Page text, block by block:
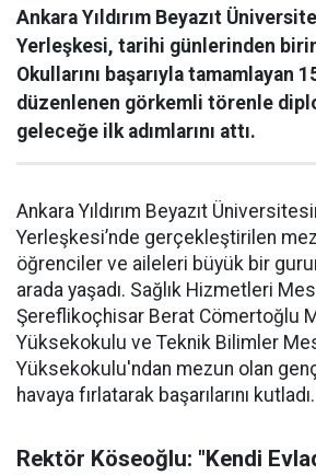
Ankara Yıldırım Beyazıt
Yerleşkesi, tarihi günlerinden
Okullarını başarıyla tamamlayan
düzenlenen görkemli törenle
geleceğe ilk adımlarını attı.
Ankara Yıldırım Beyazıt
Yerleşkesi’nde gerçekleştirilen
öğrenciler ve aileleri büyük bir
arada yaşadı. Sağlık Hizmetleri
Şereflikoçhisar Berat Cömertoğlu
Yüksekokulu ve Teknik Bilimler
Yüksekokulu'ndan mezun olan
havaya fırlatarak başarılarını kutladı.
Rektör Köseoğlu: "Kendi